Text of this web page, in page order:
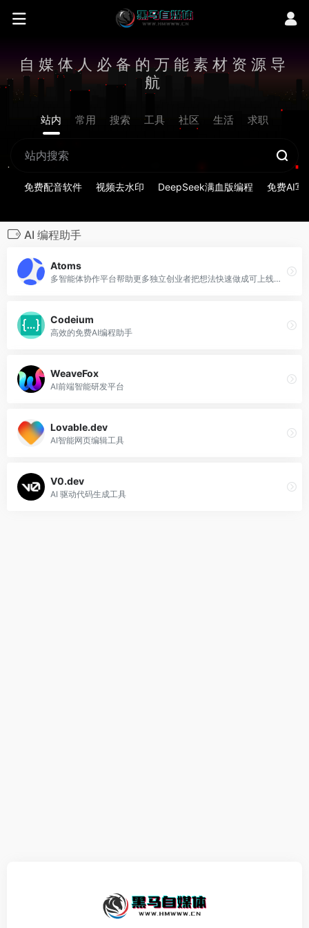
自媒体人必备的万能素材资源导
航
站内 常用 搜索 工具 社区 生活 求职
免费配音软件 视频去水印 DeepSeek满血版编程 免费AI写
AI 编程助手
Atoms
多智能体协作平台帮助更多独立创业者把想法快速做成可上线、可盈利的真实产品。
Codeium
高效的免费AI编程助手
WeaveFox
AI前端智能研发平台
Lovable.dev
AI智能网页编辑工具
V0.dev
AI 驱动代码生成工具